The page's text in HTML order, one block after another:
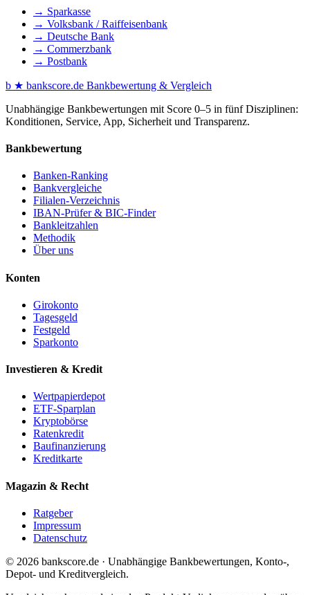
→ Sparkasse
→ Volksbank / Raiffeisenbank
→ Deutsche Bank
→ Commerzbank
→ Postbank
b ★ bankscore.de Bankbewertung & Vergleich
Unabhängige Bankbewertungen mit Score 0–5 in fünf Disziplinen:
Konditionen, Service, App, Sicherheit und Transparenz.
Bankbewertung
Banken-Ranking
Bankvergleiche
Filialen-Verzeichnis
IBAN-Prüfer & BIC-Finder
Bankleitzahlen
Methodik
Über uns
Konten
Girokonto
Tagesgeld
Festgeld
Sparkonto
Investieren & Kredit
Wertpapierdepot
ETF-Sparplan
Kryptobörse
Ratenkredit
Baufinanzierung
Kreditkarte
Magazin & Recht
Ratgeber
Impressum
Datenschutz
© 2026 bankscore.de · Unabhängige Bankbewertungen, Konto-,
Depot- und Kreditvergleich.